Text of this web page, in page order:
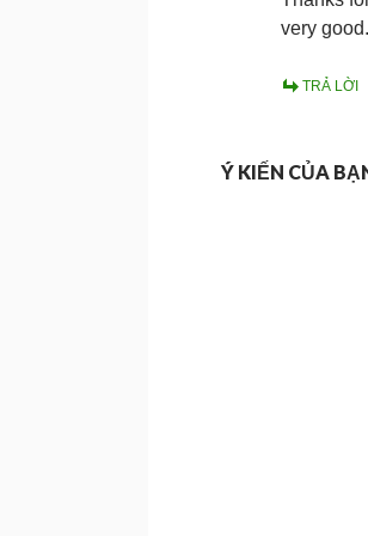
very good.
TRẢ LỜI
Ý KIẾN CỦA